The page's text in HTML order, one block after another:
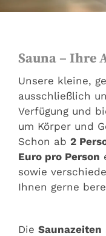
Sauna – Ihre
Unsere kleine,
ausschließlich
Verfügung und
um Körper und
Schon ab 2
Euro pro Person
sowie
Ihnen gerne
Die Saunazeiten